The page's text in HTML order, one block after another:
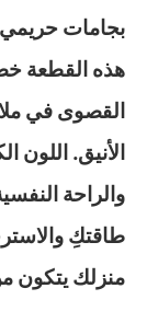
بجامات حريمي
هذه القطعة
القصوى في
الأنيق. اللون
والراحة
طاقتكِ
منزلك يتكون